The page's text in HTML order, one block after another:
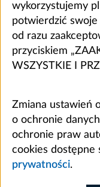
wykorzystujemy
potwierdzić
od razu
przyciskiem
WSZYSTKIE I
Zmiana ustawień
o ochronie
ochronie praw
cookies dostępne
prywatności.